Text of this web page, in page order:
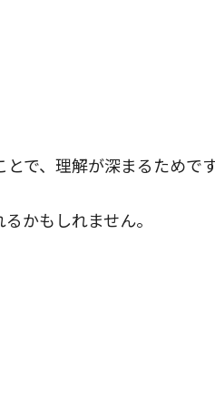
で、理解が深まるためです
かもしれません。